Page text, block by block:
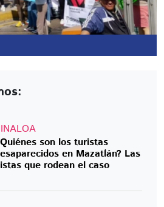
son los turistas
en Mazatlán? Las
que rodean el caso